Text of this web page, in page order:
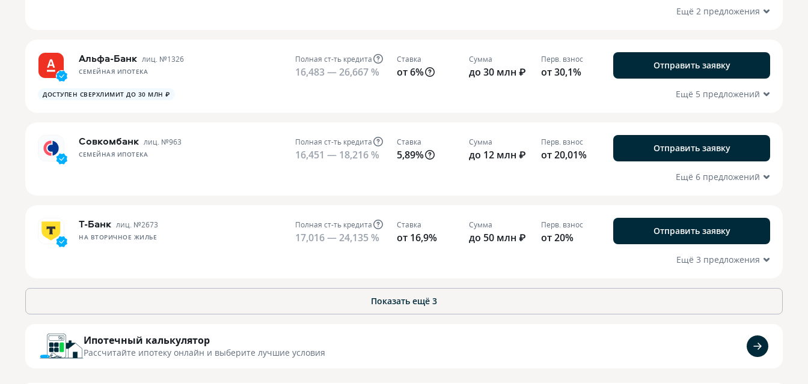
Ещё 2 предложения
Альфа-Банк лиц. №1326
СЕМЕЙНАЯ ИПОТЕКА
Полная ст-ть кредита
16,483 — 26,667 %
Ставка
от 6%
Сумма
до 30 млн ₽
Перв. взнос
от 30,1%
Отправить заявку
ДОСТУПЕН СВЕРХЛИМИТ ДО 30 МЛН ₽ Ещё 5 предложений
Совкомбанк лиц. №963
СЕМЕЙНАЯ ИПОТЕКА
Полная ст-ть кредита
16,451 — 18,216 %
Ставка
5,89%
Сумма
до 12 млн ₽
Перв. взнос
от 20,01%
Отправить заявку
Ещё 6 предложений
Т-Банк лиц. №2673
НА ВТОРИЧНОЕ ЖИЛЬЕ
Полная ст-ть кредита
17,016 — 24,135 %
Ставка
от 16,9%
Сумма
до 50 млн ₽
Перв. взнос
от 20%
Отправить заявку
Ещё 3 предложения
Показать ещё 3
Ипотечный калькулятор
Рассчитайте ипотеку онлайн и выберите лучшие условия